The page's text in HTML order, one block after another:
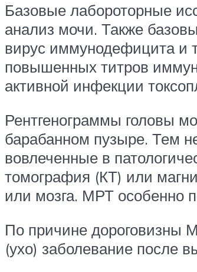
Базовые лабороторные
анализ мочи. Также
вирус иммунодефицита и
повышенных титров
активной инфекции
Рентгенограммы головы
барабанном пузыре. Тем
вовлеченные в
томография (КТ) или
или мозга. МРТ особенно
По причине дороговизны
(ухо) заболевание после